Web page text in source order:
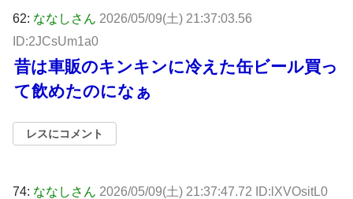
62: ななしさん 2026/05/09(土) 21:37:03.56
ID:2JCsUm1a0
昔は車販のキンキンに冷えた缶ビール買っ
て飲めたのになぁ
レスにコメント
74: ななしさん 2026/05/09(土) 21:37:47.72 ID:lXVOsitL0